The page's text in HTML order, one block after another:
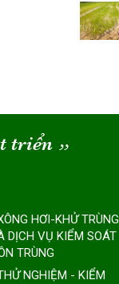
triển “
NGHIỆM - KIỂM
HƠI-KHỬ TRÙNG
DỊCH VỤ KIỂM SOÁT
TRÙNG